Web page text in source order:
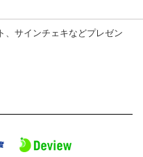
、サインチェキなどプレゼン